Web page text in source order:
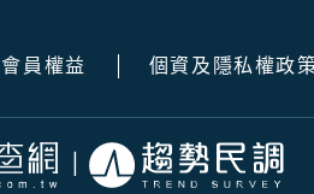
會員權益 個資及隱私權政